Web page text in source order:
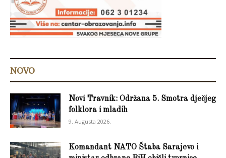
NOVO
Novi Travnik: Održana 5. Smotra dječjeg
folklora i mladih
9. Augusta 2026.
Komandant NATO Štaba Sarajevo i